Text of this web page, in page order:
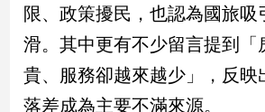
國
會
焦
點
限、政策擾民，也認為國旅吸
滑。其中更有不少留言提到「
貴、服務卻越來越少」，反映
落差成為主要不滿來源。